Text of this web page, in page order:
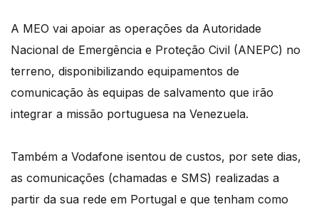
A MEO vai apoiar as operações da Autoridade
Nacional de Emergência e Proteção Civil (ANEPC) no
terreno, disponibilizando equipamentos de
comunicação às equipas de salvamento que irão
integrar a missão portuguesa na Venezuela.
Também a Vodafone isentou de custos, por sete dias,
as comunicações (chamadas e SMS) realizadas a
partir da sua rede em Portugal e que tenham como